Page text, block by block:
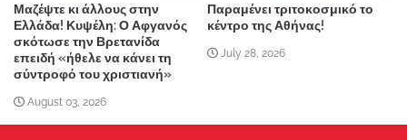
Μαζέψτε κι άλλους στην
Ελλάδα! Κυψέλη: Ο Αφγανός
σκότωσε την Βρετανίδα
επειδή «ήθελε να κάνει τη
σύντροφό του χριστιανή»
August 03, 2026
Παραμένει τριτοκοσμικό το
κέντρο της Αθήνας!
July 28, 2026